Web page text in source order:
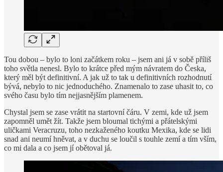
Tou dobou – bylo to loni začátkem roku – jsem ani já v sobě příliš
toho světla nenesl. Bylo to krátce před mým návratem do Česka,
který měl být definitivní. A jak už to tak u definitivních rozhodnutí
bývá, nebylo to nic jednoduchého. Znamenalo to zase uhasit to, co
svého času bylo tím nejjasnějším plamenem.
Chystal jsem se zase vrátit na startovní čáru. V zemi, kde už jsem
zapomněl umět žít. Takže jsem bloumal tichými a přátelskými
uličkami Veracruzu, toho nezkaženého koutku Mexika, kde se lidi
snad ani neumí hněvat, a v duchu se loučil s touhle zemí a tím vším,
co mi dala a co jsem jí obětoval já.